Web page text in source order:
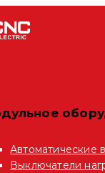
Автоматические
Выключатели